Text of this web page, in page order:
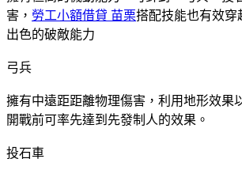
害， 勞工小額借貸 苗栗搭配技能也有效穿
出色的破敵能力
弓兵
擁有中遠距距離物理傷害，利用地形效果
開戰前可率先達到先發制人的效果。
投石車